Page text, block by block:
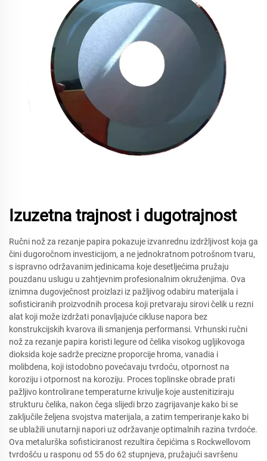
Izuzetna trajnost i dugotrajnost
Ručni nož za rezanje papira pokazuje izvanrednu izdržljivost koja ga
čini dugoročnom investicijom, a ne jednokratnom potrošnom tvaru,
s ispravno održavanim jedinicama koje desetljećima pružaju
pouzdanu uslugu u zahtjevnim profesionalnim okruženjima. Ova
iznimna dugovječnost proizlazi iz pažljivog odabiru materijala i
sofisticiranih proizvodnih procesa koji pretvaraju sirovi čelik u rezni
alat koji može izdržati ponavljajuće cikluse napora bez
konstrukcijskih kvarova ili smanjenja performansi. Vrhunski ručni
nož za rezanje papira koristi legure od čelika visokog ugljikovoga
dioksida koje sadrže precizne proporcije hroma, vanadia i
molibdena, koji istodobno povećavaju tvrdoću, otpornost na
koroziju i otpornost na koroziju. Proces toplinske obrade prati
pažljivo kontrolirane temperaturne krivulje koje austenitiziraju
strukturu čelika, nakon čega slijedi brzo zagrijavanje kako bi se
zaključile željena svojstva materijala, a zatim temperiranje kako bi
se ublažili unutarnji napori uz održavanje optimalnih razina tvrdoće.
Ova metalurška sofisticiranost rezultira čepićima s Rockwellovom
tvrdošću u rasponu od 55 do 62 stupnjeva, pružajući savršenu